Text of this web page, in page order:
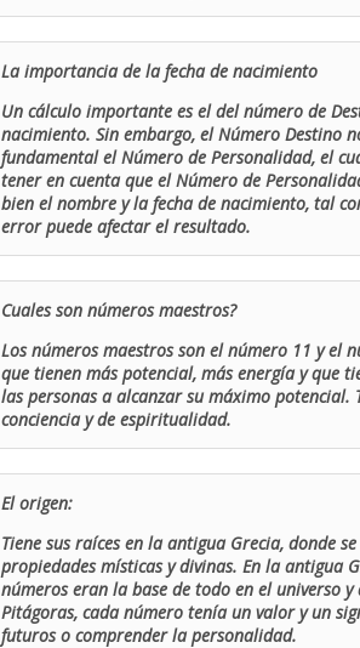
La importancia de la fecha de nacimiento
Un cálculo importante es el del número de
nacimiento. Sin embargo, el Número Destino
fundamental el Número de Personalidad, el
tener en cuenta que el Número de
bien el nombre y la fecha de nacimiento, tal
error puede afectar el resultado.
Cuales son números maestros?
Los números maestros son el número 11 y el
que tienen más potencial, más energía y que
las personas a alcanzar su máximo potencial.
conciencia y de espiritualidad.
El origen:
Tiene sus raíces en la antigua Grecia, donde
propiedades místicas y divinas. En la antigua
números eran la base de todo en el universo
Pitágoras, cada número tenía un valor y un
futuros o comprender la personalidad.